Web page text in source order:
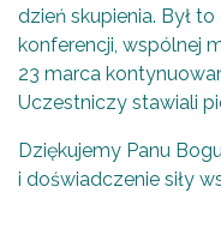
dzień skupienia. Był to
konferencji, wspólnej
23 marca
Uczestniczy stawiali
Dziękujemy Panu
i doświadczenie siły